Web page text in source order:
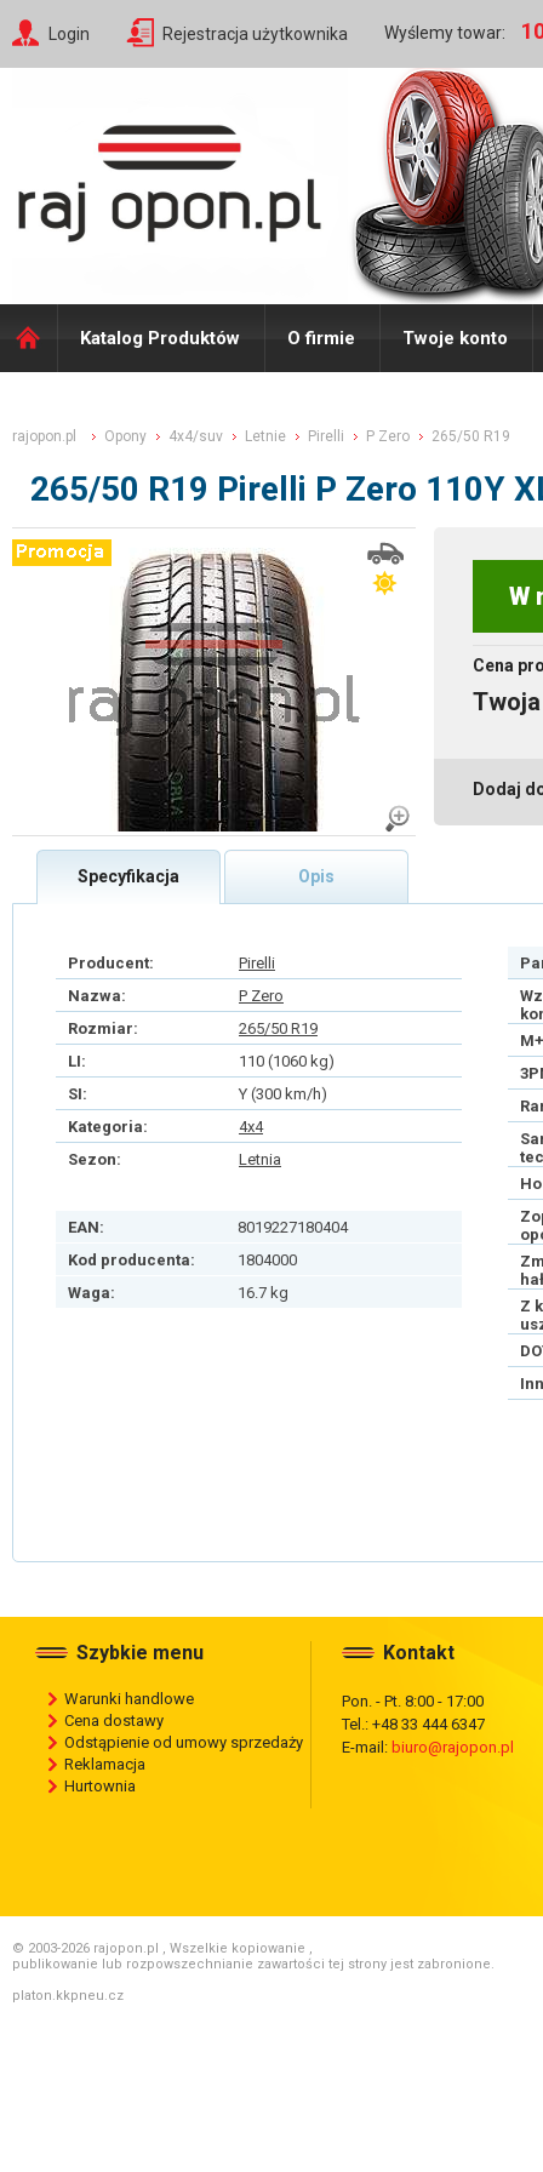
Login Rejestracja użytkownika Wyślemy towar:
Katalog Produktów O firmie Twoje konto
rajopon.pl Opony 4x4/suv Letnie Pirelli P Zero 265/50 R19
265/50 R19 Pirelli P Zero 110Y
W
Cena
Dodaj
Specyfikacja Opis
Producent:
Pirelli
Nazwa:
P Zero
Rozmiar:
265/50 R19
LI:
110 (1060 kg)
SI:
Y (300 km/h)
Kategoria:
4x4
Sezon:
Letnia
EAN:
8019227180404
Kod producenta:
1804000
Waga:
16.7 kg
Z
Szybkie menu
Warunki handlowe
Cena dostawy
Odstąpienie od umowy sprzedaży
Reklamacja
Hurtownia
Kontakt
Pon. - Pt. 8:00 - 17:00
Tel.: +48 33 444 6347
E-mail: biuro@rajopon.pl
© 2003-2026 rajopon.pl , Wszelkie kopiowanie ,
publikowanie lub rozpowszechnianie zawartości tej strony jest zabronione.
platon.kkpneu.cz